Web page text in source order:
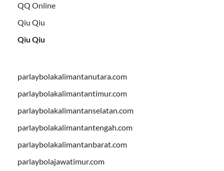
QQ Online
Qiu Qiu
Qiu Qiu
parlaybolakalimantanutara.com
parlaybolakalimantantimur.com
parlaybolakalimantanselatan.com
parlaybolakalimantantengah.com
parlaybolakalimantanbarat.com
parlaybolajawatimur.com